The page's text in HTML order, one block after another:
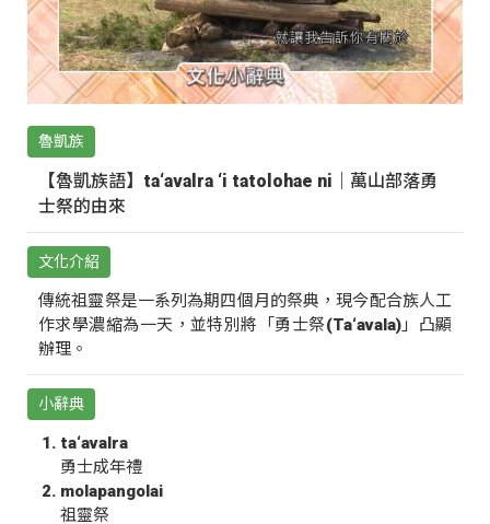
魯凱族
【魯凱族語】ta‘avalra ‘i tatolohae ni｜萬山部落勇
士祭的由來
文化介紹
傳統祖靈祭是一系列為期四個月的祭典，現今配合族人工
作求學濃縮為一天，並特別將「勇士祭(Ta‘avala)」凸顯
辦理。
小辭典
ta‘avalra
勇士成年禮
molapangolai
祖靈祭